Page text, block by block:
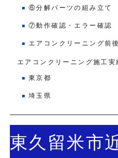
⑥分解パーツの組み立て
⑦動作確認・エラー確認
エアコンクリーニング前
エアコンクリーニング施工実
東京都
埼玉県
東久留米市